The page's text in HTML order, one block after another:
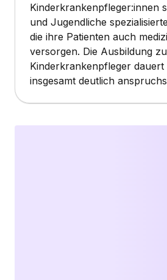
Kinderkrankenpfleger:innen
und Jugendliche
die ihre Patienten auch
versorgen. Die Ausbildung
Kinderkrankenpfleger
insgesamt deutlich